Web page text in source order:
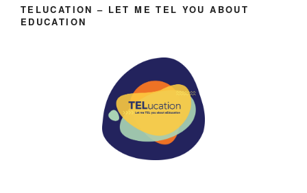
TELUCATION – LET ME TEL YOU ABOUT
EDUCATION